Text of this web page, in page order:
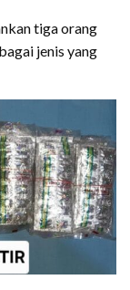
tiga orang
jenis yang